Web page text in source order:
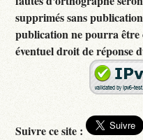
supprimés sans
publication ne pourra être
éventuel droit de réponse
Suivre ce site :